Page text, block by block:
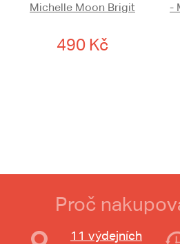
Michelle Moon Brigit
490 Kč
-
Proč
11 výdejních